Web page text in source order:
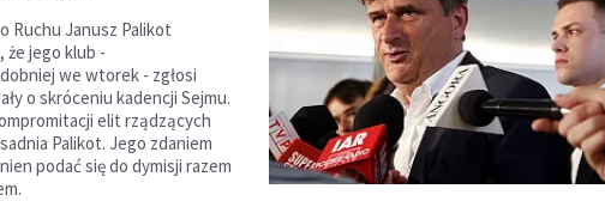
Ruchu Janusz Palikot
że jego klub -
we wtorek - zgłosi
o skróceniu kadencji Sejmu.
elit rządzących
Palikot. Jego zdaniem
podać się do dymisji razem